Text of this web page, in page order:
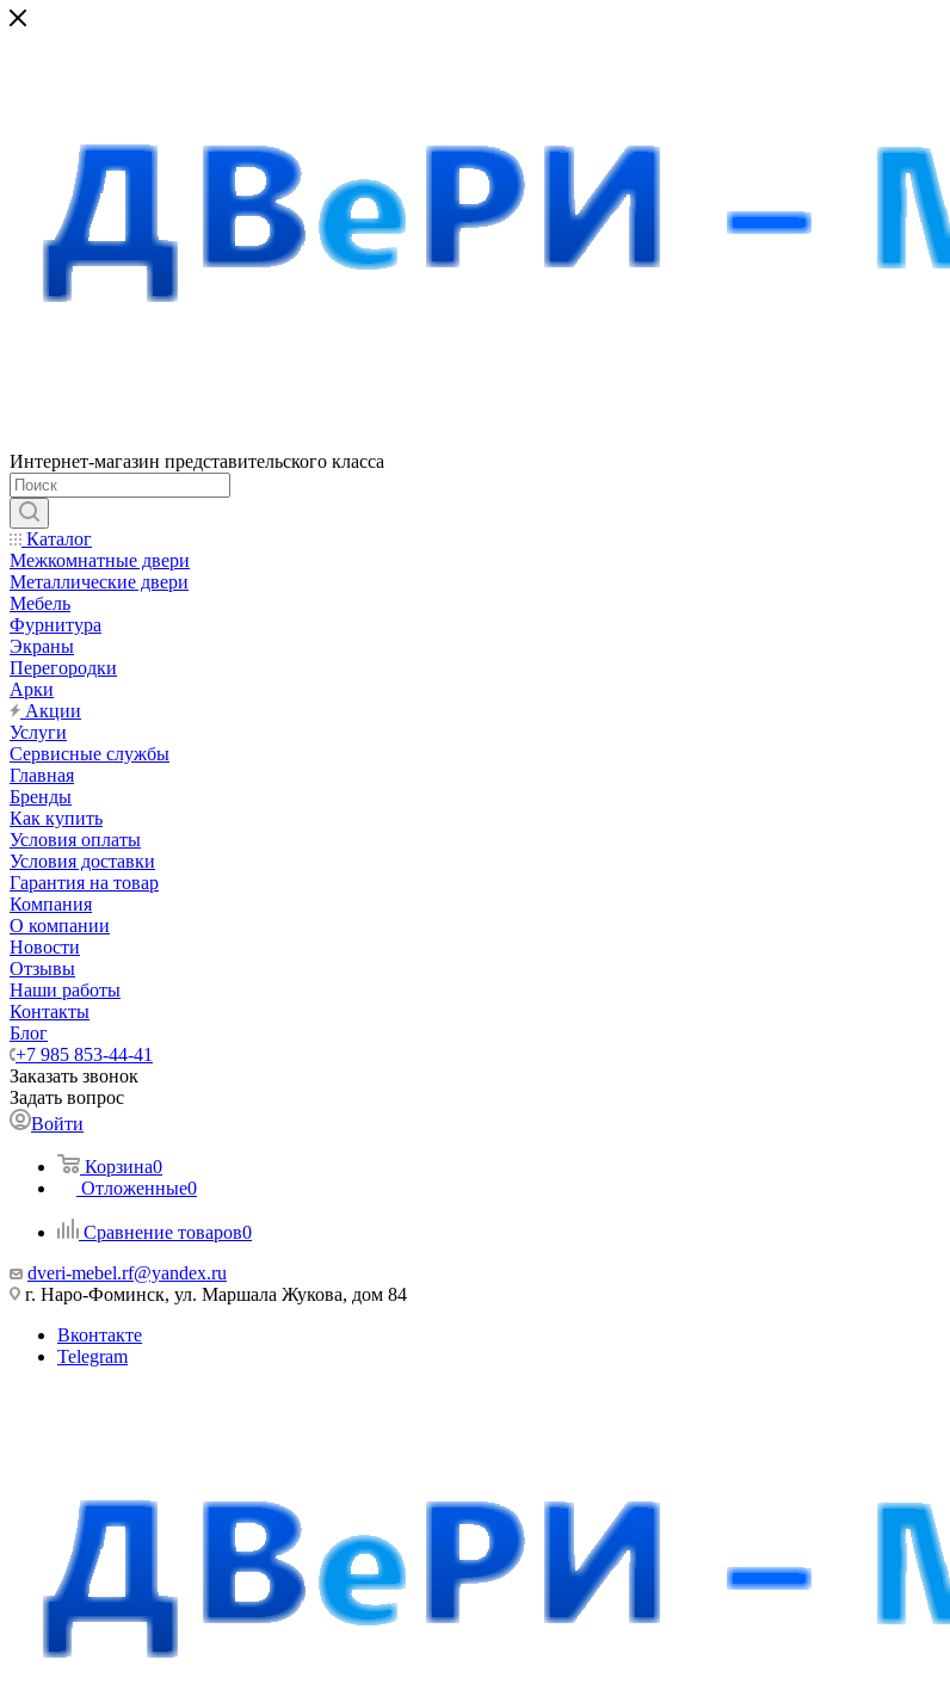
Интернет-магазин представительского класса
Каталог
Межкомнатные двери
Металлические двери
Мебель
Фурнитура
Экраны
Перегородки
Арки
Акции
Услуги
Сервисные службы
Главная
Бренды
Как купить
Условия оплаты
Условия доставки
Гарантия на товар
Компания
О компании
Новости
Отзывы
Наши работы
Контакты
Блог
+7 985 853-44-41
Заказать звонок
Задать вопрос
Войти
Корзина0
Отложенные0
Сравнение товаров0
dveri-mebel.rf@yandex.ru
г. Наро-Фоминск, ул. Маршала Жукова, дом 84
Вконтакте
Telegram